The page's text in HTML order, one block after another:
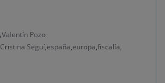
Valentín Pozo
Cristina Seguí,españa,europa,fiscalía,